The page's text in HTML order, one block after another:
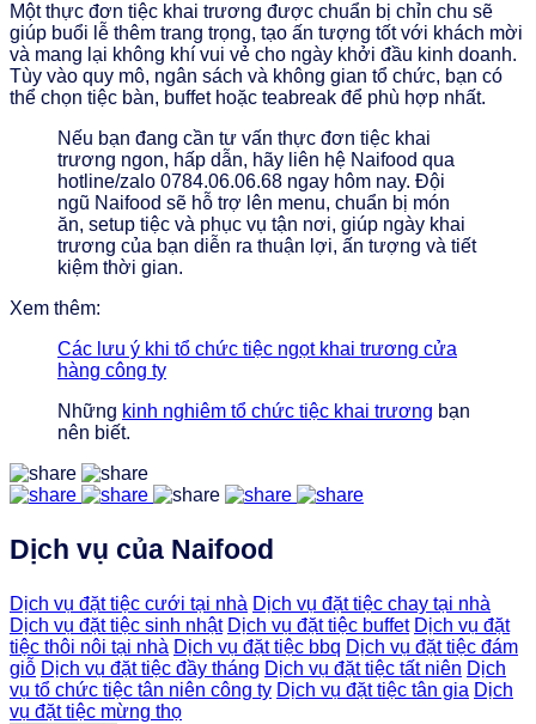
Một thực đơn tiệc khai trương được chuẩn bị chỉn chu sẽ
giúp buổi lễ thêm trang trọng, tạo ấn tượng tốt với khách mời
và mang lại không khí vui vẻ cho ngày khởi đầu kinh doanh.
Tùy vào quy mô, ngân sách và không gian tổ chức, bạn có
thể chọn tiệc bàn, buffet hoặc teabreak để phù hợp nhất.
Nếu bạn đang cần tư vấn thực đơn tiệc khai
trương ngon, hấp dẫn, hãy liên hệ Naifood qua
hotline/zalo 0784.06.06.68 ngay hôm nay. Đội
ngũ Naifood sẽ hỗ trợ lên menu, chuẩn bị món
ăn, setup tiệc và phục vụ tận nơi, giúp ngày khai
trương của bạn diễn ra thuận lợi, ấn tượng và tiết
kiệm thời gian.
Xem thêm:
Các lưu ý khi tổ chức tiệc ngọt khai trương cửa
hàng công ty
Những kinh nghiêm tổ chức tiệc khai trương bạn
nên biết.
Dịch vụ của Naifood
Dịch vụ đặt tiệc cưới tại nhà Dịch vụ đặt tiệc chay tại nhà
Dịch vụ đặt tiệc sinh nhật Dịch vụ đặt tiệc buffet Dịch vụ đặt
tiệc thôi nôi tại nhà Dịch vụ đặt tiệc bbq Dịch vụ đặt tiệc đám
giỗ Dịch vụ đặt tiệc đầy tháng Dịch vụ đặt tiệc tất niên Dịch
vụ tổ chức tiệc tân niên công ty Dịch vụ đặt tiệc tân gia Dịch
vụ đặt tiệc mừng thọ